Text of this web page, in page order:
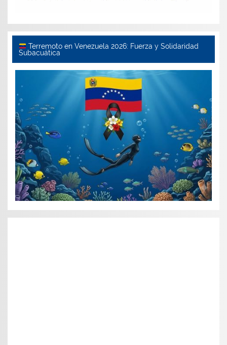
Terremoto en Venezuela 2026: Fuerza y Solidaridad
Subacuática